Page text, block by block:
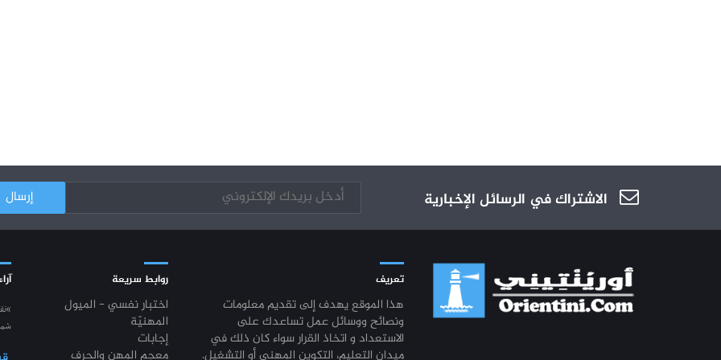
الاشتراك في الرسائل الإخبارية
تعريف
هذا الموقع يهدف إلى تقديم معلومات
ونصائح ووسائل عمل تساعدك على
الاستعداد و اتخاذ القرار سواء كان ذلك في
روابط سريعة
اختبار نفسي - الميول
المهنيّة
إجابات